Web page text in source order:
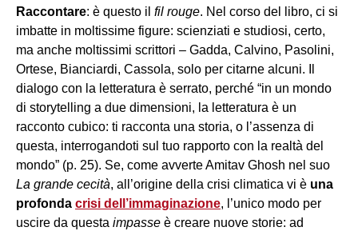
Raccontare: è questo il fil rouge. Nel corso del libro, ci si
imbatte in moltissime figure: scienziati e studiosi, certo,
ma anche moltissimi scrittori – Gadda, Calvino, Pasolini,
Ortese, Bianciardi, Cassola, solo per citarne alcuni. Il
dialogo con la letteratura è serrato, perché “in un mondo
di storytelling a due dimensioni, la letteratura è un
racconto cubico: ti racconta una storia, o l’assenza di
questa, interrogandoti sul tuo rapporto con la realtà del
mondo” (p. 25). Se, come avverte Amitav Ghosh nel suo
La grande cecità, all’origine della crisi climatica vi è una
profonda crisi dell’immaginazione, l’unico modo per
uscire da questa impasse è creare nuove storie: ad